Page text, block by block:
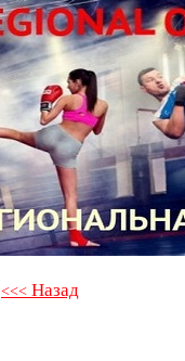
<<< Назад